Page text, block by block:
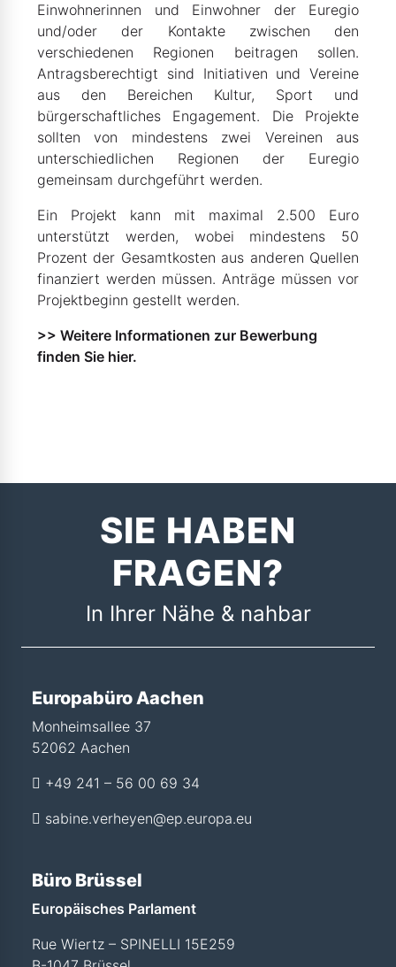
Einwohnerinnen und Einwohner der Euregio
und/oder der Kontakte zwischen den
verschiedenen Regionen beitragen sollen.
Antragsberechtigt sind Initiativen und Vereine
aus den Bereichen Kultur, Sport und
bürgerschaftliches Engagement. Die Projekte
sollten von mindestens zwei Vereinen aus
unterschiedlichen Regionen der Euregio
gemeinsam durchgeführt werden.
Ein Projekt kann mit maximal 2.500 Euro
unterstützt werden, wobei mindestens 50
Prozent der Gesamtkosten aus anderen Quellen
finanziert werden müssen. Anträge müssen vor
Projektbeginn gestellt werden.
>> Weitere Informationen zur Bewerbung
finden Sie hier.
SIE HABEN
FRAGEN?
In Ihrer Nähe & nahbar
Europabüro Aachen
Monheimsallee 37
52062 Aachen
+49 241 – 56 00 69 34
sabine.verheyen@ep.europa.eu
Büro Brüssel
Europäisches Parlament
Rue Wiertz – SPINELLI 15E259